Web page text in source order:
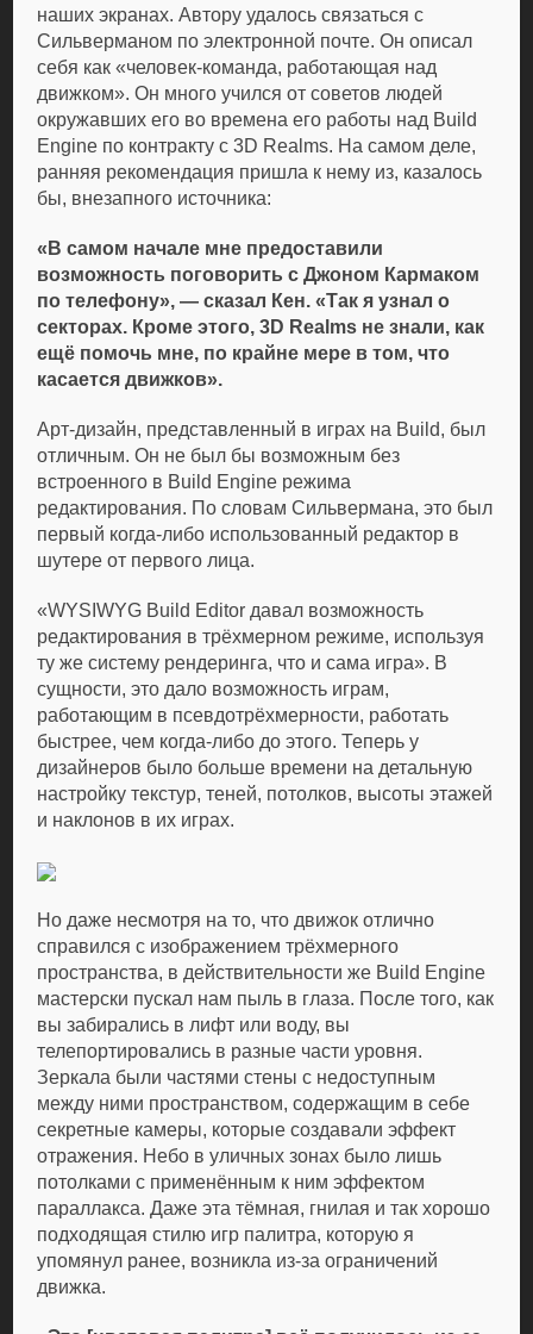
наших экранах. Автору удалось связаться с
Сильверманом по электронной почте. Он описал
себя как «человек-команда, работающая над
движком». Он много учился от советов людей
окружавших его во времена его работы над Build
Engine по контракту с 3D Realms. На самом деле,
ранняя рекомендация пришла к нему из, казалось
бы, внезапного источника:
«В самом начале мне предоставили
возможность поговорить с Джоном Кармаком
по телефону», — сказал Кен. «Так я узнал о
секторах. Кроме этого, 3D Realms не знали, как
ещё помочь мне, по крайне мере в том, что
касается движков».
Арт-дизайн, представленный в играх на Build, был
отличным. Он не был бы возможным без
встроенного в Build Engine режима
редактирования. По словам Сильвермана, это был
первый когда-либо использованный редактор в
шутере от первого лица.
«WYSIWYG Build Editor давал возможность
редактирования в трёхмерном режиме, используя
ту же систему рендеринга, что и сама игра». В
сущности, это дало возможность играм,
работающим в псевдотрёхмерности, работать
быстрее, чем когда-либо до этого. Теперь у
дизайнеров было больше времени на детальную
настройку текстур, теней, потолков, высоты этажей
и наклонов в их играх.
Но даже несмотря на то, что движок отлично
справился с изображением трёхмерного
пространства, в действительности же Build Engine
мастерски пускал нам пыль в глаза. После того, как
вы забирались в лифт или воду, вы
телепортировались в разные части уровня.
Зеркала были частями стены с недоступным
между ними пространством, содержащим в себе
секретные камеры, которые создавали эффект
отражения. Небо в уличных зонах было лишь
потолками с применённым к ним эффектом
параллакса. Даже эта тёмная, гнилая и так хорошо
подходящая стилю игр палитра, которую я
упомянул ранее, возникла из-за ограничений
движка.